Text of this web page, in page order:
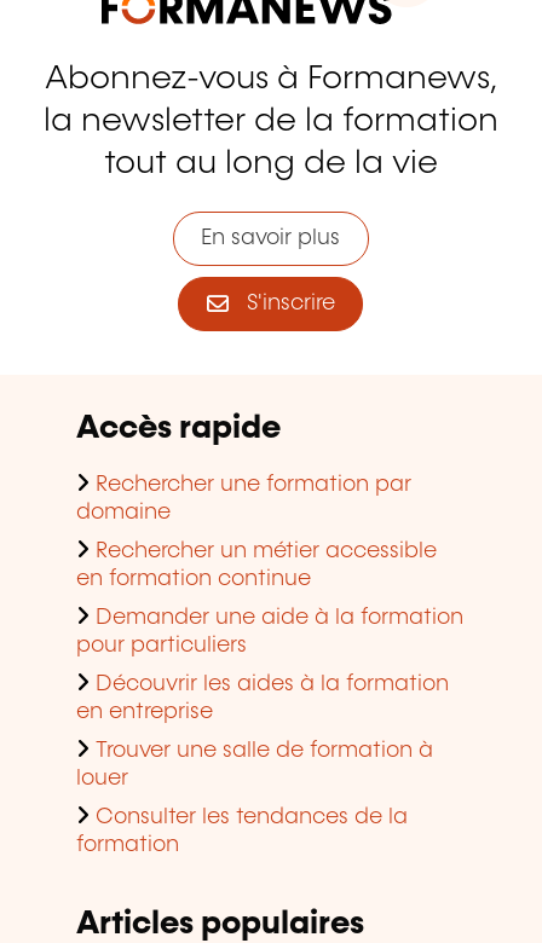
Abonnez-vous à Formanews,
la newsletter de la formation
tout au long de la vie
En savoir plus
S'inscrire
Accès rapide
Rechercher une formation par
domaine
Rechercher un métier accessible
en formation continue
Demander une aide à la formation
pour particuliers
Découvrir les aides à la formation
en entreprise
Trouver une salle de formation à
louer
Consulter les tendances de la
formation
Articles populaires